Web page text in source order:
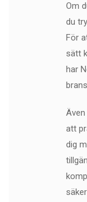
Om
du
För
sätt
har
att
dig